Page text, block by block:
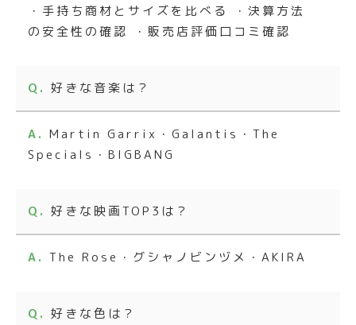
・手持ち商材とサイズを比べる ・決算方法
の安全性の確認 ・販売店評価口コミ確認
好きな音楽は？
Martin Garrix・Galantis・The
Specials・BIGBANG
好きな映画TOP3は？
The Rose・グシャノビンヅメ・AKIRA
好きな色は？